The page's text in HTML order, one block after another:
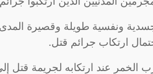
جسدية ونفسية طويلة وقصيرة
ارتكاب جرائم قتل.
عند ارتكابه لجريمة قتل